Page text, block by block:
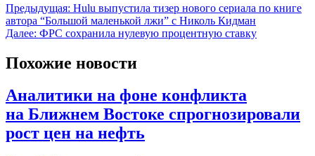
Предыдущая: Hulu выпустила тизер нового сериала по книге
автора “Большой маленькой лжи” с Николь Кидман
Далее: ФРС сохранила нулевую процентную ставку
Похожие новости
Аналитики на фоне конфликта
на Ближнем Востоке спрогнозировали
рост цен на нефть